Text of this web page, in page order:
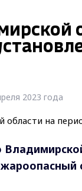
2023 года